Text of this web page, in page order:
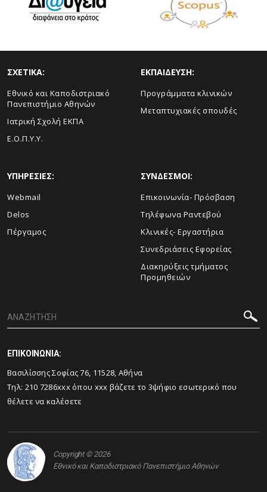
ΣΧΕΤΙΚΑ:
Εθνικό και Καποδιστριακό
Πανεπιστήμιο Αθηνών
Ιατρική Σχολή ΕΚΠΑ
Ε.Ο.Π.Υ.Υ.
ΕΚΠΑΙΔΕΥΣΗ:
Προγράμματα κλινικών
Μεταπτυχιακές σπουδές
ΥΠΗΡΕΣΙΕΣ:
Webmail
Delos
Πέργαμος
ΣΥΝΔΕΣΜΟΙ:
Επικοινωνία- Πρόσβαση
Τηλέφωνα Ραντεβού
Κλινικές- Εργαστήρια
Συνεδριάσεις Εφορείας
Διακηρύξεις τμήματος
Προμηθειών
ΕΠΙΚΟΙΝΩΝΙΑ:
Βασιλίσσης Σοφίας 76, 11528, Αθήνα
Τηλ: 210 7286xxx όπου xxx βάζετε το 3ψήφιο εσωτερικό που
θέλετε να καλέσετε
Copyright © 2026
Εθνικό και Καποδιστριακό Πανεπιστήμιο Αθηνών